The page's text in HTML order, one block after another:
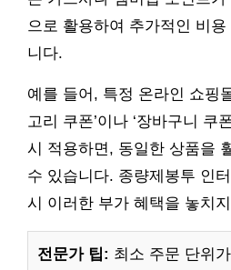
으로 활용하여 추가적인 비
니다.
예를 들어, 특정 온라인 쇼핑
고리 쿠폰’이나 ‘장바구니 쿠
시 적용하면, 동일한 상품을
수 있습니다. 종량제봉투 인
시 이러한 부가 혜택을 놓치
전문가 팁: 최소 주문 단위